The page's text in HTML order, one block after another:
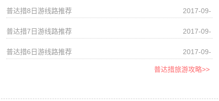
普达措8日游线路推荐
2017-09-
普达措7日游线路推荐
2017-09-
普达措6日游线路推荐
2017-09-
27
普达措旅游攻略>>